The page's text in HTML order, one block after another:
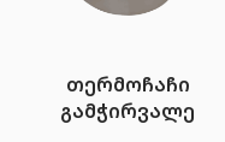
თერმოჩაჩი
გამჭირვალე